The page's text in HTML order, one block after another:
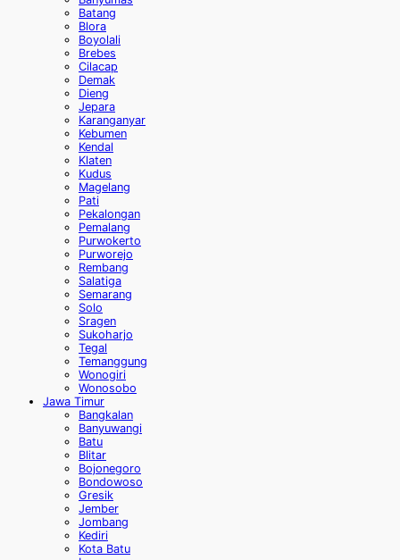
Batang
Blora
Boyolali
Brebes
Cilacap
Demak
Dieng
Jepara
Karanganyar
Kebumen
Kendal
Klaten
Kudus
Magelang
Pati
Pekalongan
Pemalang
Purwokerto
Purworejo
Rembang
Salatiga
Semarang
Solo
Sragen
Sukoharjo
Tegal
Temanggung
Wonogiri
Wonosobo
Jawa Timur
Bangkalan
Banyuwangi
Batu
Blitar
Bojonegoro
Bondowoso
Gresik
Jember
Jombang
Kediri
Kota Batu